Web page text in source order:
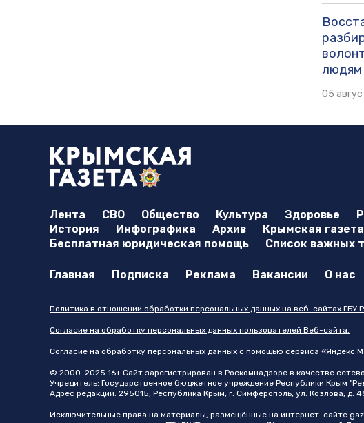
людям
05
Лента СВО Общество Культура Здоровье
История
Инфографика Архив Крымская
Бесплатная юридическая помощь
Список важных
Главная Подписка Реклама Вакансии О нас
Политика в отношении обработки персональных данных на веб-сайтах ГБУ
Согласие на обработку персональных данных пользователей Веб-сайта.
Согласие на обработку персональных данных с помощью сервиса
© 2000-2025 16+ Сайт зарегистрирован в Роскомнадзоре в качестве
Учредитель: Государственное бюджетное учреждение Республики Крым
Адрес редакции: 295015, Республика Крым, г. Симферополь, ул. Козлова, д.
Исключительные права на материалы, размещённые на интернет-сайте